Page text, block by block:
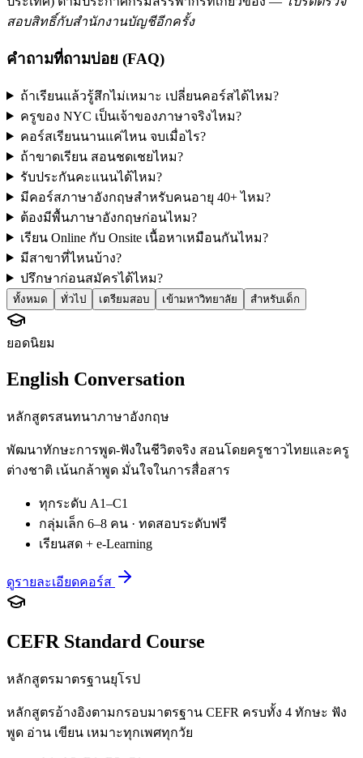
สอบสิทธิ์กับสำนักงานบัญชีอีกครั้ง
คำถามที่ถามบ่อย (FAQ)
ถ้าเรียนแล้วรู้สึกไม่เหมาะ เปลี่ยนคอร์สได้ไหม?
ครูของ NYC เป็นเจ้าของภาษาจริงไหม?
คอร์สเรียนนานแค่ไหน จบเมื่อไร?
ถ้าขาดเรียน สอนชดเชยไหม?
รับประกันคะแนนได้ไหม?
มีคอร์สภาษาอังกฤษสำหรับคนอายุ 40+ ไหม?
ต้องมีพื้นภาษาอังกฤษก่อนไหม?
เรียน Online กับ Onsite เนื้อหาเหมือนกันไหม?
มีสาขาที่ไหนบ้าง?
ปรึกษาก่อนสมัครได้ไหม?
ทั้งหมด ทั่วไป เตรียมสอบ เข้ามหาวิทยาลัย สำหรับเด็ก
ยอดนิยม
English Conversation
หลักสูตรสนทนาภาษาอังกฤษ
พัฒนาทักษะการพูด-ฟังในชีวิตจริง สอนโดยครูชาวไทยและครู
ต่างชาติ เน้นกล้าพูด มั่นใจในการสื่อสาร
ทุกระดับ A1–C1
กลุ่มเล็ก 6–8 คน · ทดสอบระดับฟรี
เรียนสด + e-Learning
ดูรายละเอียดคอร์ส
CEFR Standard Course
หลักสูตรมาตรฐานยุโรป
หลักสูตรอ้างอิงตามกรอบมาตรฐาน CEFR ครบทั้ง 4 ทักษะ ฟัง
พูด อ่าน เขียน เหมาะทุกเพศทุกวัย